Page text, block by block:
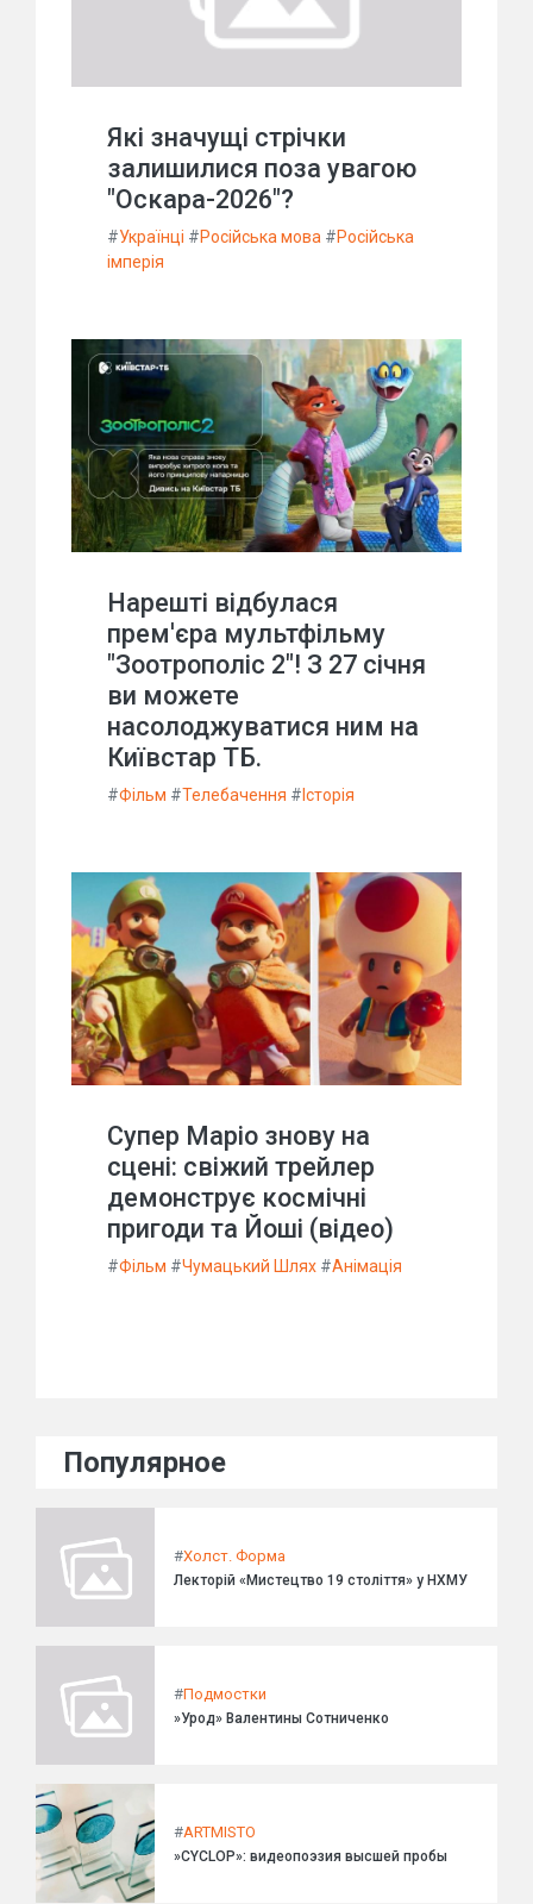
Які значущі стрічки
залишилися поза увагою
"Оскара-2026"?
#Українці #Російська мова #Російська
імперія
Нарешті відбулася
прем'єра мультфільму
"Зоотрополіс 2"! З 27 січня
ви можете
насолоджуватися ним на
Київстар ТБ.
#Фільм #Телебачення # Історія
Супер Маріо знову на
сцені: свіжий трейлер
демонструє космічні
пригоди та Йоші (відео)
#Фільм #Чумацький Шлях #Анімація
Популярное
#Холст. Форма
Лекторій «Мистецтво 19 століття» у НХМУ
#Подмостки
»Урод» Валентины Сотниченко
#ARTMISTO
»CYCLOP»: видеопоэзия высшей пробы